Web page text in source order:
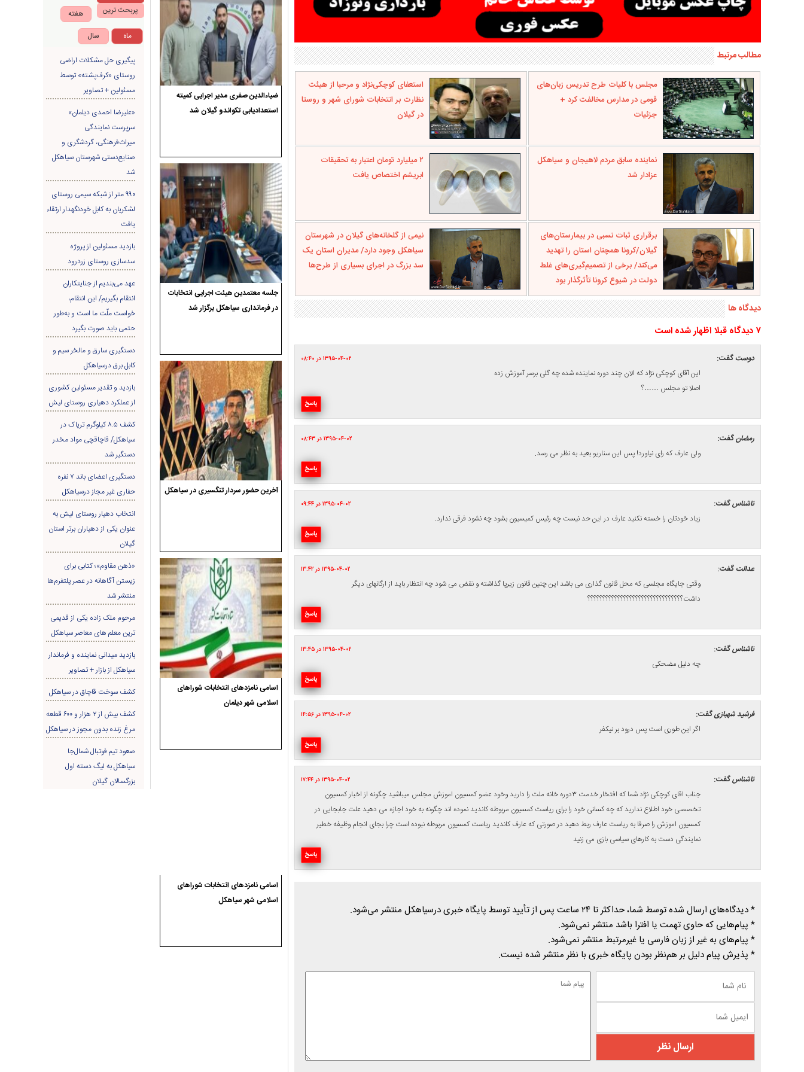
مطالب مرتبط
مجلس با کلیات طرح تدریس زبان‌های
قومی در مدارس مخالفت کرد +
جزئیات
استعفای کوچکی‌نژاد و مرحبا از هیئت
نظارت بر انتخابات شورای شهر و روستا
در گیلان
نماینده سابق مردم لاهیجان و سیاهکل
عزادار شد
۲ میلیارد تومان اعتبار به تحقیقات
ابریشم اختصاص یافت
برقراری ثبات نسبی در بیمارستان‌های
گیلان/کرونا همچنان استان را تهدید
می‌کند/ برخی از تصمیم‌گیری‌های غلط
دولت در شیوع کرونا تأثرگذار بود
نیمی از گلخانه‌های گیلان در شهرستان
سیاهکل وجود دارد/ مدیران استان یک
سد بزرگ در اجرای بسیاری از طرح‌ها
دیدگاه ها
۷ ديدگاه قبلا اظهار شده است
دوستگفت: ۱۳۹۵-۰۴-۰۲ در ۰۸:۴۰
این آقای کوچکی نژاد که الان چند دوره نماینده شده چه گلی برسر آموزش زده
اصلا تو مجلس ……؟
پاسخ
رمضانگفت: ۱۳۹۵-۰۴-۰۲ در ۰۸:۴۳
ولی عارف که رای نیاورد! پس این سناریو بعید به نظر می رسد.
پاسخ
ناشناسگفت: ۱۳۹۵-۰۴-۰۲ در ۰۹:۴۴
زیاد خودتان را خسته نکنید عارف در این حد نیست چه رئیس کمیسیون بشود چه نشود فرقی ندارد.
پاسخ
عدالتگفت: ۱۳۹۵-۰۴-۰۲ در ۱۳:۴۲
وقتی جایگاه مجلسی که محل قانون گذاری می باشد این چنین قانون زیرپا گذاشته و نقض می شود چه انتظار باید از ارگانهای دیگر
داشت؟؟؟؟؟؟؟؟؟؟؟؟؟؟؟؟؟؟؟؟؟؟؟؟؟؟؟؟؟؟؟؟
پاسخ
ناشناسگفت: ۱۳۹۵-۰۴-۰۲ در ۱۳:۴۵
چه دلیل مضحکی
پاسخ
فرشید شهبازیگفت: ۱۳۹۵-۰۴-۰۲ در ۱۴:۵۶
اگر این طوری است پس درود بر نیکفر
پاسخ
ناشناسگفت: ۱۳۹۵-۰۴-۰۲ در ۱۷:۴۴
جناب اقای کوچکی نژاد شما که افتخار خدمت ۳دوره خانه ملت را دارید وخود عضو کمسیون اموزش مجلس میباشید چگونه از اخبار کمسیون
تخصصی خود اطلاع ندارید که چه کسانی خود را برای ریاست کمسیون مربوطه کاندید نموده اند چگونه به خود اجازه می دهید علت جابجایی در
کمسیون اموزش را صرفا به ریاست عارف ربط دهید در صورتی که عارف کاندید ریاست کمسیون مربوطه نبوده است چرا بجای انجام وظیفه خطیر
نمایندگی دست به کارهای سیاسی بازی می زنید
پاسخ
* دیدگاه‌های ارسال شده توسط شما، حداکثر تا ۲۴ ساعت پس از تأیید توسط پایگاه خبری درسیاهکل منتشر می‌شود.
* پیام‌هایی که حاوی تهمت یا افترا باشد منتشر نمی‌شود.
* پیام‌های به غیر از زبان فارسی یا غیرمرتبط منتشر نمی‌شود.
* پذیرش پیام دلیل بر هم‌نظر بودن پایگاه خبری با نظر منتشر شده نیست.
ضیاءالدین صفری مدیر اجرایی کمیته
استعدادیابی تکواندو گیلان شد
جلسه معتمدین هیئت اجرایی انتخابات
در فرمانداری سیاهکل برگزار شد
آخرین حضور سردار تنگسیری در سیاهکل
اسامی نامزدهای انتخابات شوراهای
اسلامی شهر دیلمان
اسامی نامزدهای انتخابات شوراهای
اسلامی شهر سیاهکل
پربحث ترین
هفته
ماه
سال
پیگیری حل مشکلات اراضی
روستای «کرف‌پشته» توسط
مسئولین + تصاویر
«علیرضا احمدی دیلمان»
سرپرست نمایندگی
میراث‌فرهنگی، گردشگری و
صنایع‌دستی شهرستان سیاهکل
شد
۹۹۰ متر از شبکه سیمی روستای
لشکریان به کابل خودنگهدار ارتقاء
یافت
بازدید مسئولین از پروژه
سدسازی روستای زردرود
عهد می‌بندیم از جنایتکاران
انتقام بگیریم/ این انتقام،
خواست ملّت ما است و به‌طور
حتمی باید صورت بگیرد
دستگیری سارق و مالخر سیم و
کابل برق درسیاهکل
بازدید و تقدیر مسئولین کشوری
از عملکرد دهیاری روستای لیش
کشف ۸.۵ کیلوگرم تریاک در
سیاهکل/ قاچاقچی مواد مخدر
دستگیر شد
دستگیری اعضای باند ۷ نفره
حفاری غير مجاز درسیاهکل
انتخاب دهیار روستای لیش به
عنوان یکی از دهیاران برتر استان
گیلان
«ذهن مقاوم»؛ کتابی برای
زیستن آگاهانه در عصر پلتفرم‌ها
منتشر شد
مرحوم ملک زاده یکی از قدیمی
ترین معلم های معاصر سیاهکل
بازدید میدانی نماینده و فرماندار
سیاهکل از بازار + تصاویر
کشف سوخت قاچاق در سياهکل
کشف بیش از ۲ هزار و ۶۰۰ قطعه
مرغ زنده بدون مجوز در سیاهکل
صعود تیم فوتبال شمال‌جا‌
سیاهکل به لیگ دسته اول
بزرگسالان گیلان